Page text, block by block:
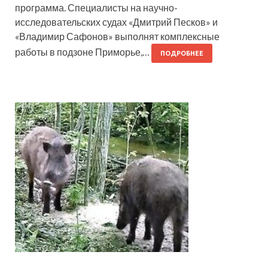
программа. Специалисты на научно-
исследовательских судах «Дмитрий Песков» и
«Владимир Сафонов» выполнят комплексные
работы в подзоне Приморье,…
ПОДРОБНЕЕ